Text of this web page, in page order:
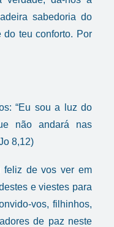
sabedoria do
do teu conforto. Por
“Eu sou a luz do
não andará nas
8,12)
feliz de vos ver em
e viestes para
vos, filhinhos,
de paz neste